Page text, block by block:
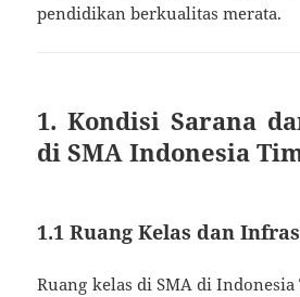
pendidikan berkualitas merata.
1. Kondisi Sarana
di SMA Indonesia
1.1 Ruang Kelas dan
Ruang kelas di SMA di